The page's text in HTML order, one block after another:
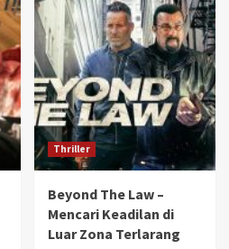
Thriller
Beyond The Law –
Mencari Keadilan di
Luar Zona Terlarang